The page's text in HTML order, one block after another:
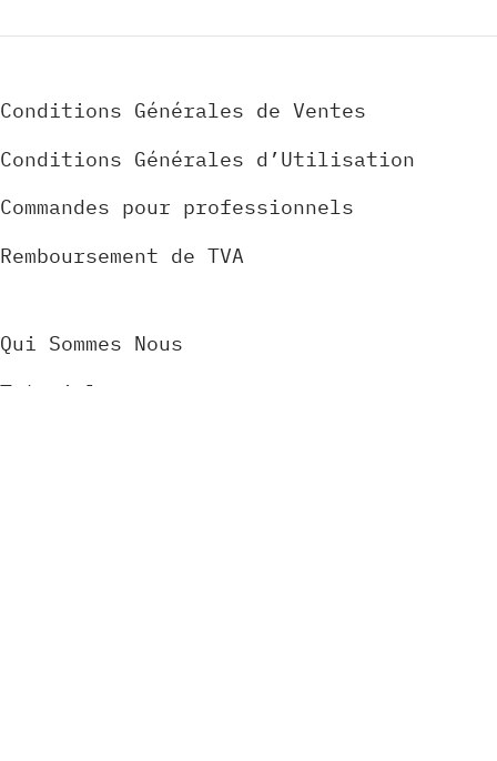
Conditions Générales de Ventes
Conditions Générales d’Utilisation
Commandes pour professionnels
Remboursement de TVA
Qui Sommes Nous
Tutoriels